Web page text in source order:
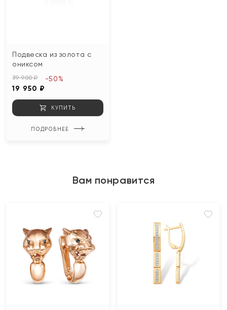
Подвеска из золота с
ониксом
39 900 ₽
19 950 ₽
-50%
КУПИТЬ
ПОДРОБНЕЕ
Вам понравится